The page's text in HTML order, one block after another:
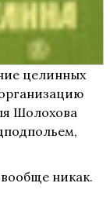
целинных
Шолохова
никак.